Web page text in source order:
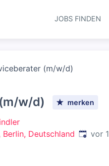
JOBS FINDEN
(m/w/d)
w/d) merken
Deutschland
vor